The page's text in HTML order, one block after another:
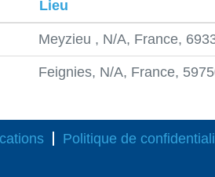
Lieu
Meyzieu , N/A, France,
Feignies, N/A, France,
Politique de